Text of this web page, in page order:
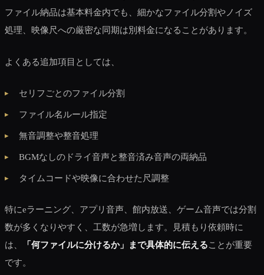
ファイル納品は基本料金内でも、細かなファイル分割やノイズ
処理、映像尺への厳密な同期は別料金になることがあります。
よくある追加項目としては、
セリフごとのファイル分割
ファイル名ルール指定
無音調整や整音処理
BGMなしのドライ音声と整音済み音声の両納品
タイムコードや映像に合わせた尺調整
特にeラーニング、アプリ音声、館内放送、ゲーム音声では分割
数が多くなりやすく、工数が急増します。見積もり依頼時に
は、
「何ファイルに分けるか」まで具体的に伝えることが重要
です。